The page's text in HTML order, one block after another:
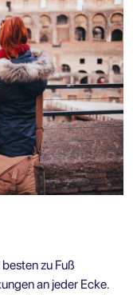
zu Fuß
an jeder Ecke.